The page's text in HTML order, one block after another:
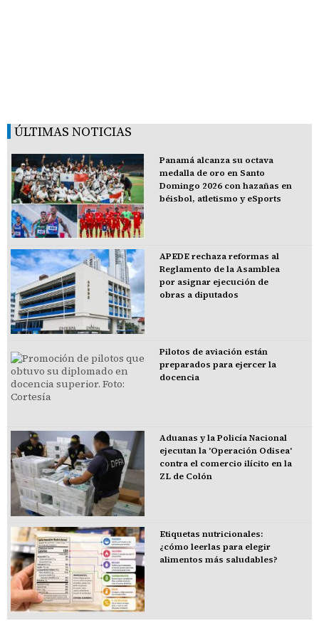
ÚLTIMAS NOTICIAS
Panamá alcanza su octava
medalla de oro en Santo
Domingo 2026 con hazañas en
béisbol, atletismo y eSports
APEDE rechaza reformas al
Reglamento de la Asamblea
por asignar ejecución de
obras a diputados
Pilotos de aviación están
preparados para ejercer la
docencia
Aduanas y la Policía Nacional
ejecutan la 'Operación Odisea'
contra el comercio ilícito en la
ZL de Colón
Etiquetas nutricionales:
¿cómo leerlas para elegir
alimentos más saludables?